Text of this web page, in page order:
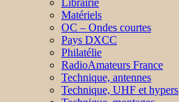
Librairie
Matériels
OC – Ondes courtes
Pays DXCC
Philatélie
RadioAmateurs France
Technique, antennes
Technique, UHF et hypers